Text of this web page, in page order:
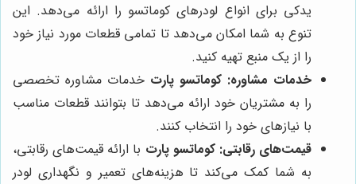
یدکی برای انواع لودرهای کوماتسو را ارائه می‌دهد. این
تنوع به شما امکان می‌دهد تا تمامی قطعات مورد نیاز خود
را از یک منبع تهیه کنید.
خدمات مشاوره: کوماتسو پارت خدمات مشاوره تخصصی
را به مشتریان خود ارائه می‌دهد تا بتوانند قطعات مناسب
با نیازهای خود را انتخاب کنند.
قیمت‌های رقابتی: کوماتسو پارت با ارائه قیمت‌های رقابتی،
به شما کمک می‌کند تا هزینه‌های تعمیر و نگهداری لودر